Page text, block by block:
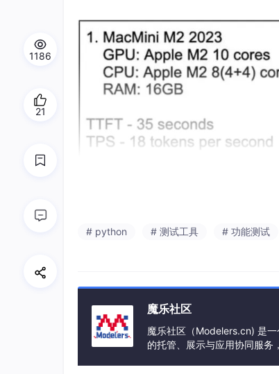
方便地下载，详见下文第 3 点）。
OpenAI 的 pip 包。
LMStudio — 这是一款 “集成开发环
服务器”。
# python # 测试工具 # 功能测试
魔乐社区
魔乐社区（Modelers.cn) 是
的托管、展示与应用协同服务
1186
21